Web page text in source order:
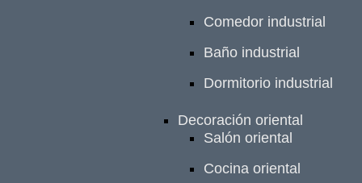
Comedor industrial
Baño industrial
Dormitorio industrial
Decoración oriental
Salón oriental
Cocina oriental